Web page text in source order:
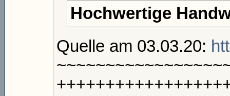
Hochwertige
Quelle am 03.03.20: